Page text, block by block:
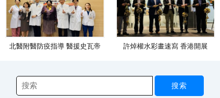
北醫附醫防疫指導 醫援史瓦帝
許焯權水彩畫速寫 香港開展